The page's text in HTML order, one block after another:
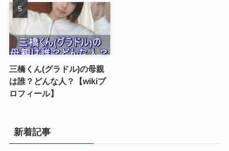
三橋くん(グラドル)の母親
は誰？どんな人？【wikiプ
ロフィール】
新着記事